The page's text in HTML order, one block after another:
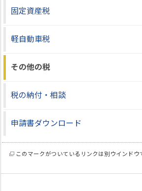
固定資産税
軽自動車税
その他の税
税の納付・相談
申請書ダウンロード
このマークがついているリンクは別ウインドウ